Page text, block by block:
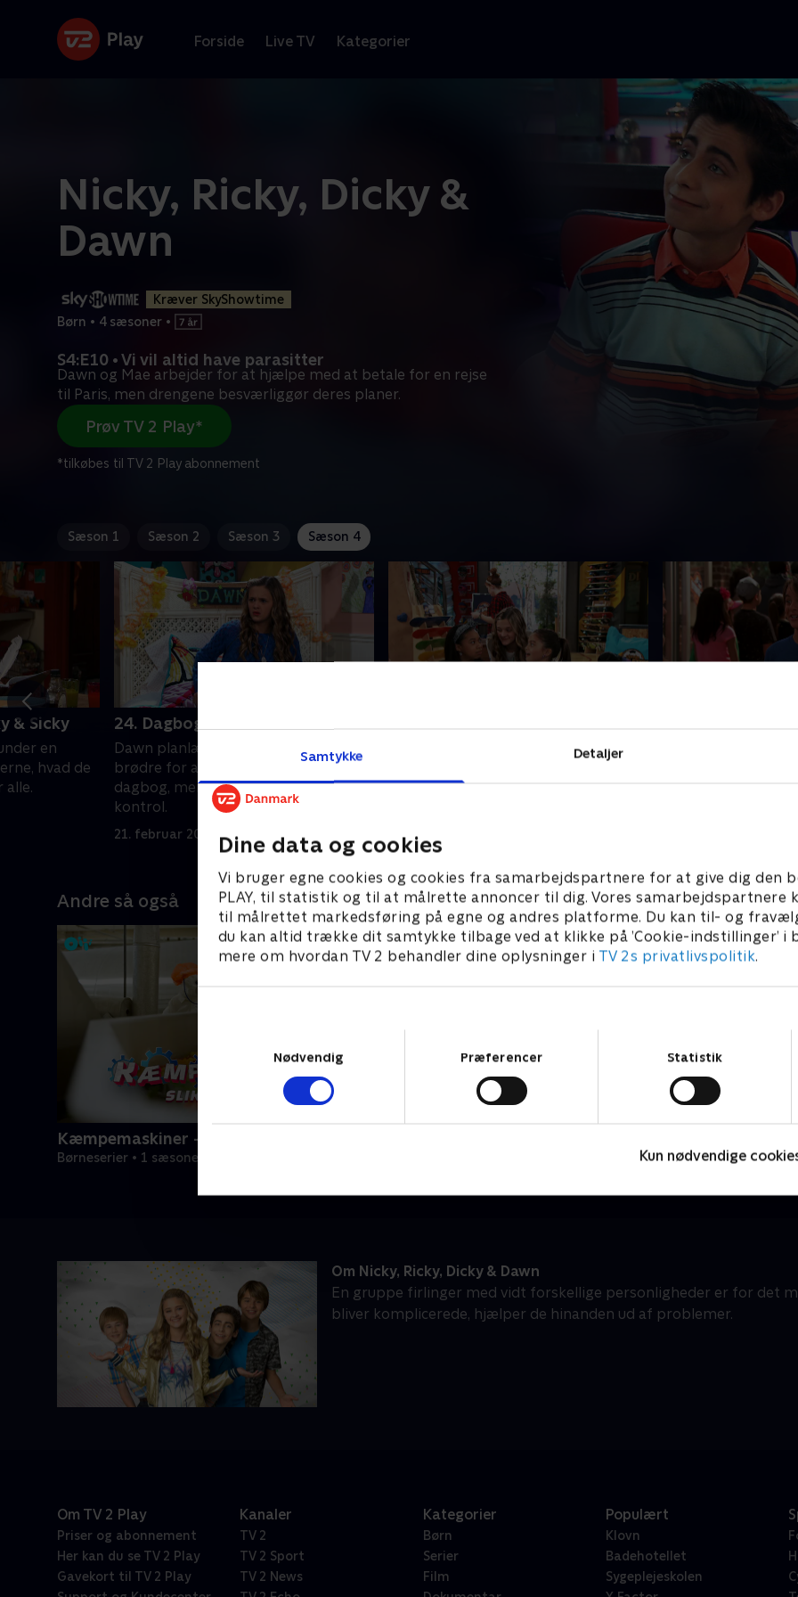
Samtykke Detaljer
Dine data og cookies
Vi bruger egne cookies og cookies fra samarbejdspartnere for at give dig den
PLAY, til statistik og til at målrette annoncer til dig. Vores samarbejdspartnere
til målrettet markedsføring på egne og andres platforme. Du kan til- og
du kan altid trække dit samtykke tilbage ved at klikke på ’Cookie-indstillinger’ i
mere om hvordan TV 2 behandler dine oplysninger i TV 2s privatlivspolitik.
Nødvendig
Præferencer Statistik
Kun nødvendige
Forside Live TV Kategorier
Nicky, Ricky, Dicky &
Dawn
Kræver SkyShowtime
Børn • 4 sæsoner •
S4:E10 • Vi vil altid have parasitter
Dawn og Mae arbejder for at hjælpe med at betale for en rejse
til Paris, men drengene besværliggør deres planer.
Prøv TV 2 Play*
*tilkøbes til TV 2 Play abonnement
Sæson 1 Sæson 2 Sæson 3 Sæson 4
& Sicky
en
hvad de
alle.
24. Dagbog fra en vred firling
Dawn planlægger hævn mod sine
brødre for at have læst hendes
dagbog, men det kommer ud af
kontrol.
21. februar 2023 • 21 min
Børnene er begejstrede, da en
dem, mens han laver research til en
21. februar 2023 • 21 min
Firlingerne sætter
Andre så også
Kæmpemaskiner - Slikfabrikken
Børneserier • 1 sæsoner
Om Nicky, Ricky, Dicky & Dawn
En gruppe firlinger med vidt forskellige personligheder er for det
bliver komplicerede, hjælper de hinanden ud af problemer.
Om TV 2 Play
Priser og abonnement
Her kan du se TV 2 Play
Gavekort til TV 2 Play
Kanaler
TV 2
TV 2 Sport
TV 2 News
Kategorier
Børn
Serier
Film
Populært
Klovn
Badehotellet
Sygeplejeskolen